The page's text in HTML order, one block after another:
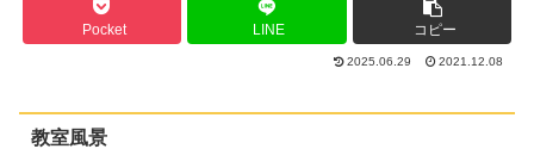
Pocket LINE コピー
2025.06.29 2021.12.08
教室風景